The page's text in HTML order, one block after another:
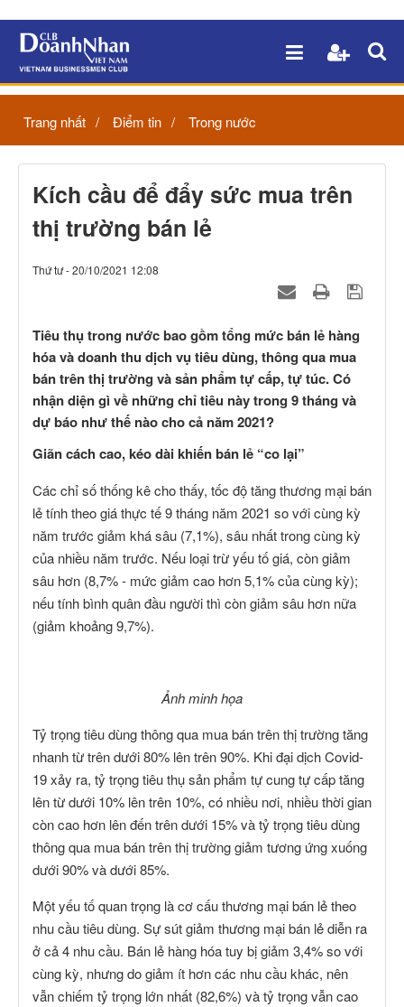
Trang nhất Điểm tin Trong nước
Kích cầu để đẩy sức mua trên
thị trường bán lẻ
Thứ tư - 20/10/2021 12:08
Tiêu thụ trong nước bao gồm tổng mức bán lẻ hàng
hóa và doanh thu dịch vụ tiêu dùng, thông qua mua
bán trên thị trường và sản phẩm tự cấp, tự túc. Có
nhận diện gì về những chỉ tiêu này trong 9 tháng và
dự báo như thế nào cho cả năm 2021?
Giãn cách cao, kéo dài khiến bán lẻ “co lại”
Các chỉ số thống kê cho thấy, tốc độ tăng thương mại bán
lẻ tính theo giá thực tế 9 tháng năm 2021 so với cùng kỳ
năm trước giảm khá sâu (7,1%), sâu nhất trong cùng kỳ
của nhiều năm trước. Nếu loại trừ yếu tố giá, còn giảm
sâu hơn (8,7% - mức giảm cao hơn 5,1% của cùng kỳ);
nếu tính bình quân đầu người thì còn giảm sâu hơn nữa
(giảm khoảng 9,7%).
Ảnh minh họa
Tỷ trọng tiêu dùng thông qua mua bán trên thị trường tăng
nhanh từ trên dưới 80% lên trên 90%. Khi đại dịch Covid-
19 xảy ra, tỷ trọng tiêu thụ sản phẩm tự cung tự cấp tăng
lên từ dưới 10% lên trên 10%, có nhiều nơi, nhiều thời gian
còn cao hơn lên đến trên dưới 15% và tỷ trọng tiêu dùng
thông qua mua bán trên thị trường giảm tương ứng xuống
dưới 90% và dưới 85%.
Một yếu tố quan trọng là cơ cấu thương mại bán lẻ theo
nhu cầu tiêu dùng. Sự sút giảm thương mại bán lẻ diễn ra
ở cả 4 nhu cầu. Bán lẻ hàng hóa tuy bị giảm 3,4% so với
cùng kỳ, nhưng do giảm ít hơn các nhu cầu khác, nên
vẫn chiếm tỷ trọng lớn nhất (82,6%) và tỷ trọng vẫn cao